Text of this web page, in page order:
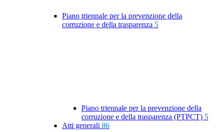
Piano triennale per la prevenzione della
corruzione e della trasparenza 5
Piano triennale per la prevenzione della
corruzione e della trasparenza (PTPCT) 5
Atti generali 86